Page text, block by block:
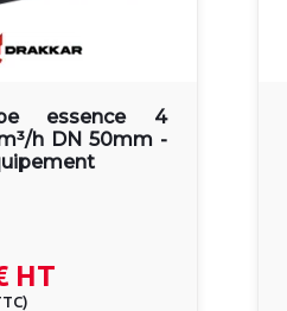
essence 4
h DN 50mm -
HT
)